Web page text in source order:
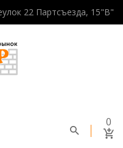
22 Партсъезда, 15"В"
0